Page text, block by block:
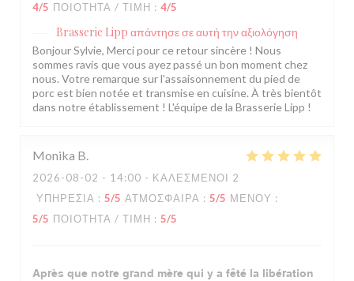
4/5 ΠΟΙΌΤΗΤΑ / ΤΙΜΉ : 4/5
Brasserie Lipp απάντησε σε αυτή την αξιολόγηση
Bonjour Sylvie, Merci pour ce retour sincère ! Nous
sommes ravis que vous ayez passé un bon moment chez
nous. Votre remarque sur l'assaisonnement du pied de
porc est bien notée et transmise en cuisine. À très bientôt
dans notre établissement ! L'équipe de la Brasserie Lipp !
Monika B
2026-08-02 - 14:00 - ΚΑΛΕΣΜΈΝΟΙ 2
ΥΠΗΡΕΣΊΑ : 5/5 ΑΤΜΌΣΦΑΙΡΑ : 5/5 ΜΕΝΟΎ :
5/5 ΠΟΙΌΤΗΤΑ / ΤΙΜΉ : 5/5
Après que notre grand mère qui y a fêté la libération